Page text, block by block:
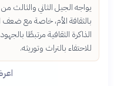
يواجه الجيل الثاني والثالث
بالثقافة الأم، خاصة مع ضعف
الذاكرة الثقافية مرتبطًا
للاحتفاء بالتراث وتوريثه.